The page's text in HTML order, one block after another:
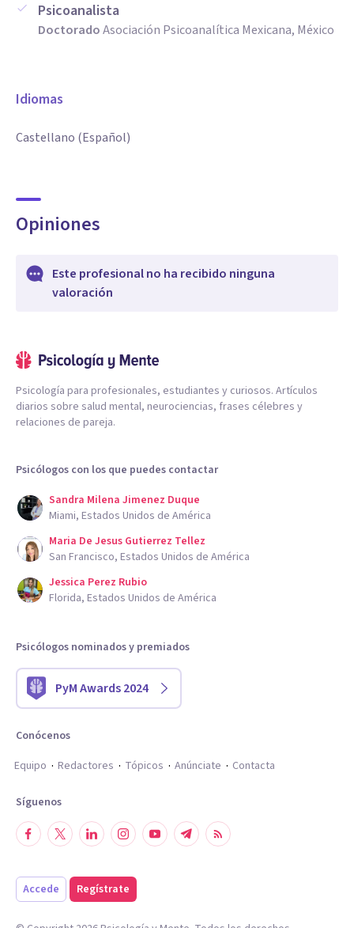
Psicoanalista
DoctoradoAsociación Psicoanalítica Mexicana, México
Idiomas
Castellano (Español)
Opiniones
Este profesional no ha recibido ninguna
valoración
Psicología para profesionales, estudiantes y curiosos. Artículos
diarios sobre salud mental, neurociencias, frases célebres y
relaciones de pareja.
Psicólogos con los que puedes contactar
Sandra Milena Jimenez Duque
Miami, Estados Unidos de América
Maria De Jesus Gutierrez Tellez
San Francisco, Estados Unidos de América
Jessica Perez Rubio
Florida, Estados Unidos de América
Psicólogos nominados y premiados
PyM Awards 2024
Conócenos
Equipo
Redactores Tópicos Anúnciate Contacta
Síguenos
Accede Regístrate